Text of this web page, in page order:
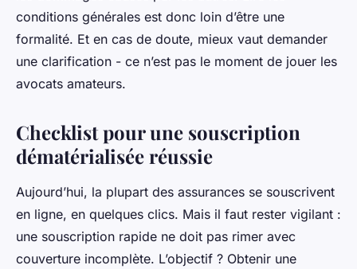
conditions générales est donc loin d’être une
formalité. Et en cas de doute, mieux vaut demander
une clarification - ce n’est pas le moment de jouer les
avocats amateurs.
Checklist pour une souscription
dématérialisée réussie
Aujourd’hui, la plupart des assurances se souscrivent
en ligne, en quelques clics. Mais il faut rester vigilant :
une souscription rapide ne doit pas rimer avec
couverture incomplète. L’objectif ? Obtenir une